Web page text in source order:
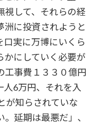
視して、それらの経
洲に投資されようと
口実に万博にいくら
かにしていく必要が
工事費１３３０億円
人6万円、それを入
が知らされていな
延期は最悪だ」、